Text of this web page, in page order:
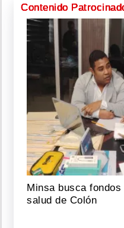
Contenido
Minsa busca
salud de Colón